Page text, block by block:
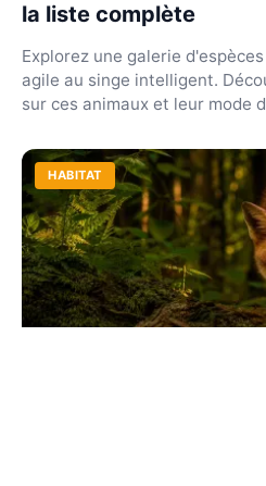
la liste complète
Explorez une galerie
agile au singe intelligent.
sur ces animaux et leur mode
HABITAT